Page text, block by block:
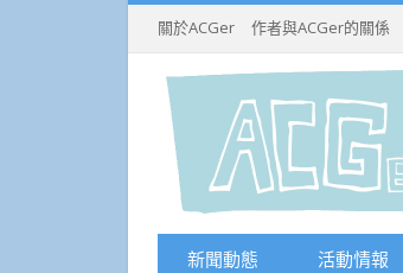
關於ACGer 作者與ACGer的關係
新聞動態 活動情報